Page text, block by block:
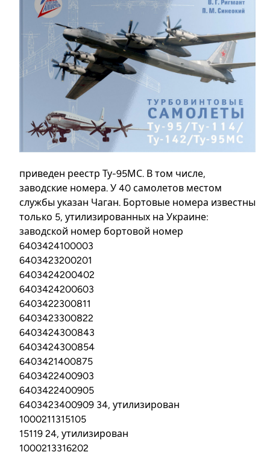
приведен реестр Ту-95МС. В том числе,
заводские номера. У 40 самолетов местом
службы указан Чаган. Бортовые номера известны
только 5, утилизированных на Украине:
заводской номер бортовой номер
6403424100003
6403423200201
6403424200402
6403424200603
6403422300811
6403423300822
6403424300843
6403424300854
6403421400875
6403422400903
6403422400905
6403423400909 34, утилизирован
1000211315105
15119 24, утилизирован
1000213316202